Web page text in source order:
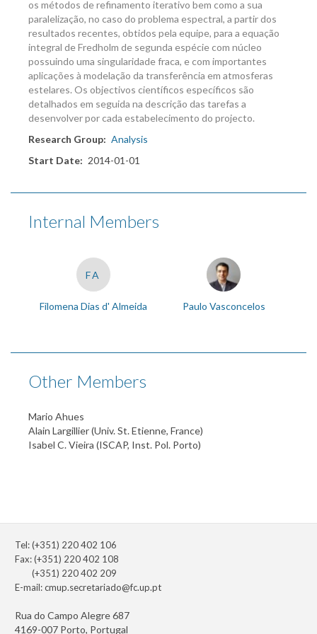
os métodos de refinamento iterativo bem como a sua
paralelização, no caso do problema espectral, a partir dos
resultados recentes, obtidos pela equipe, para a equação
integral de Fredholm de segunda espécie com núcleo
possuindo uma singularidade fraca, e com importantes
aplicações à modelação da transferência em atmosferas
estelares. Os objectivos científicos específicos são
detalhados em seguida na descrição das tarefas a
desenvolver por cada estabelecimento do projecto.
Research Group
Analysis
Start Date
2014-01-01
Internal Members
FA
Filomena Dias d' Almeida Paulo Vasconcelos
Other Members
Mario Ahues
Alain Largillier (Univ. St. Etienne, France)
Isabel C. Vieira (ISCAP, Inst. Pol. Porto)
Tel: (+351) 220 402 106
Fax: (+351) 220 402 108
(+351) 220 402 209
E-mail:cmup.secretariado@fc.up.pt
Rua do Campo Alegre 687
4169-007 Porto, Portugal